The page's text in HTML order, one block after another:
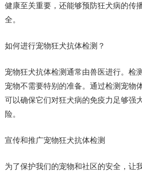
健康至关重要，还能够预防狂犬病的传
全。
如何进行宠物狂犬抗体检测？
宠物狂犬抗体检测通常由兽医进行。检
宠物不需要特别的准备。通过检测宠物
可以确保它们对狂犬病的免疫力足够强
险。
宣传和推广宠物狂犬抗体检测
为了保护我们的宠物和社区的安全，让